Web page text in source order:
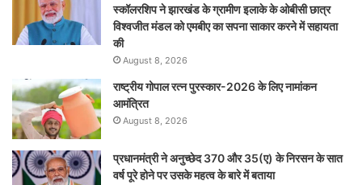
स्कॉलरशिप ने झारखंड के ग्रामीण इलाके के ओबीसी छात्र
विश्वजीत मंडल को एमबीए का सपना साकार करने में सहायता
की
August 8, 2026
राष्ट्रीय गोपाल रत्न पुरस्कार-2026 के लिए नामांकन
आमंत्रित
August 8, 2026
प्रधानमंत्री ने अनुच्छेद 370 और 35(ए) के निरसन के सात
वर्ष पूरे होने पर उसके महत्व के बारे में बताया